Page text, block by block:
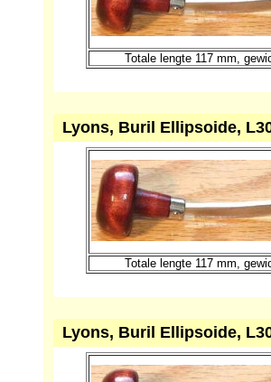
Totale lengte 117 mm,
Lyons, Buril Ellipsoide,